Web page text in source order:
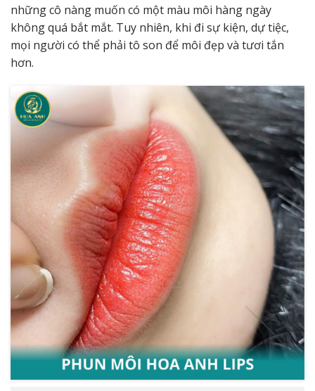
những cô nàng muốn có một màu môi hàng ngày
không quá bắt mắt. Tuy nhiên, khi đi sự kiện, dự tiệc,
mọi người có thể phải tô son để môi đẹp và tươi tắn
hơn.